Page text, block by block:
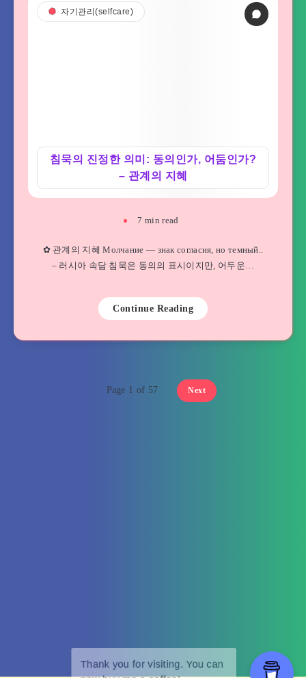
침묵의 진정한 의미: 동의인가, 어둠인가?
– 관계의 지혜
자기관리(selfcare)
7 min read
✿ 관계의 지혜 Молчание — знак согласия, но темный..
– 러시아 속담 침묵은 동의의 표시이지만, 어두운…
Continue Reading
Page 1 of 57 Next